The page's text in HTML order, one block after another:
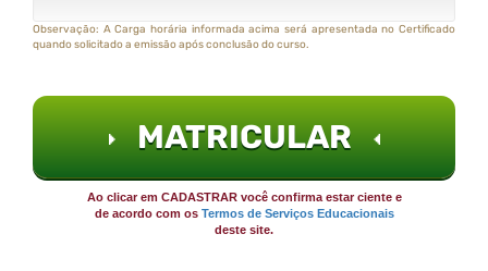
Observação: A Carga horária informada acima será apresentada no Certificado
quando solicitado a emissão após conclusão do curso.
MATRICULAR
Ao clicar em CADASTRAR você confirma estar ciente e
de acordo com os Termos de Serviços Educacionais
deste site.